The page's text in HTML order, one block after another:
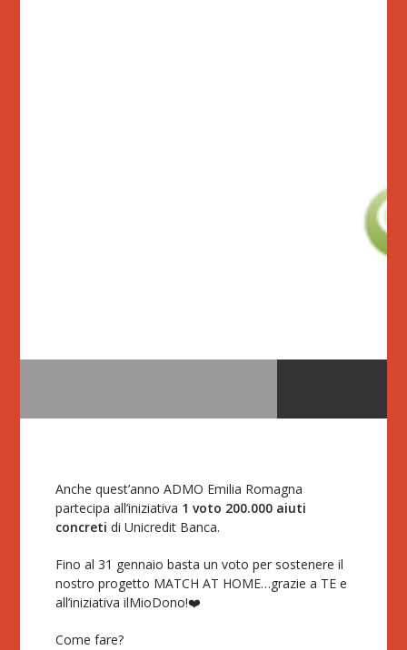
Anche quest’anno ADMO Emilia Romagna
partecipa all’iniziativa 1 voto 200.000 aiuti
concreti di Unicredit Banca.
Fino al 31 gennaio basta un voto per sostenere il
nostro progetto MATCH AT HOME…grazie a TE e
all’iniziativa ilMioDono!❤️
Come fare?